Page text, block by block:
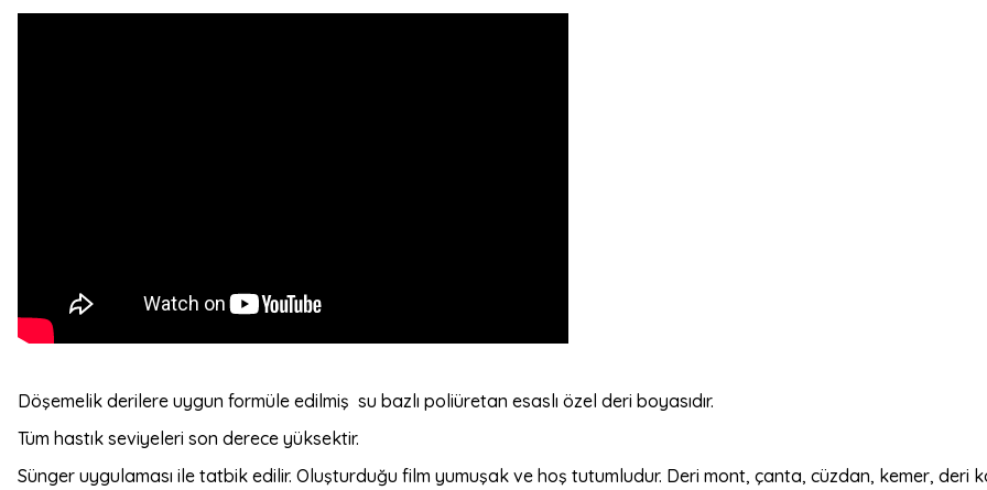
Döşemelik derilere uygun formüle edilmiş su bazlı poliüretan esaslı özel deri boyasıdır.
Tüm hastık seviyeleri son derece yüksektir.
Sünger uygulaması ile tatbik edilir. Oluşturduğu film yumuşak ve hoş tutumludur. Deri mont, çanta, cüzdan, kemer,